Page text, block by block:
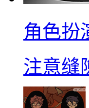
角色扮
注意缝